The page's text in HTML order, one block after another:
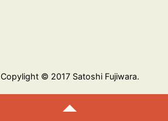
Copylight © 2017 Satoshi Fujiwara.